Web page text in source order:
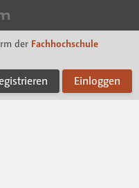
der Fachhochschule
Einloggen